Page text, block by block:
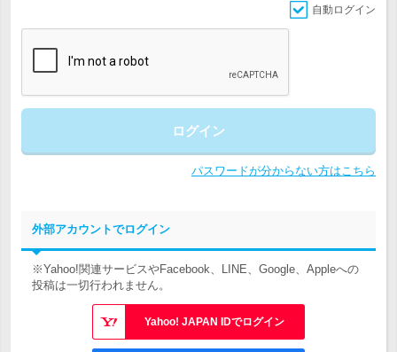
自動ログイン
ログイン
パスワードが分からない方はこちら
外部アカウントでログイン
※Yahoo!関連サービスやFacebook、LINE、Google、Appleへの
投稿は一切行われません。
Yahoo! JAPAN IDでログイン